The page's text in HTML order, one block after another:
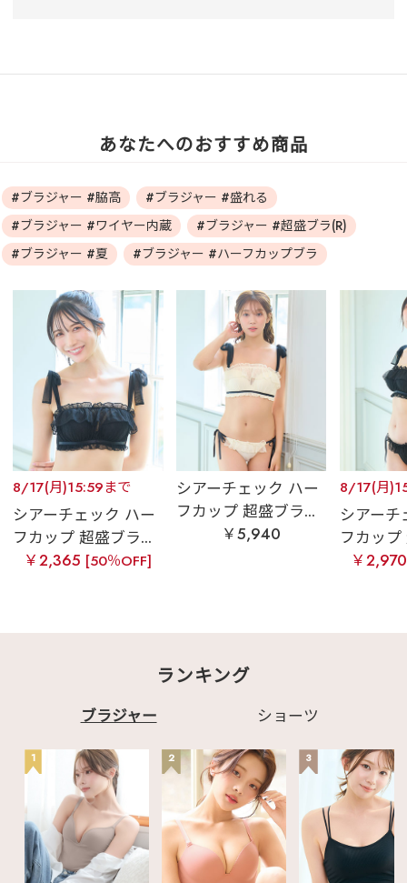
あなたへのおすすめ商品
#ブラジャー #脇高
#ブラジャー #盛れる
#ブラジャー #ワイヤー内蔵
#ブラジャー #超盛ブラ(R)
#ブラジャー #夏
#ブラジャー #ハーフカップブラ
8/17(月)15:59まで
シアーチェック ハー
フカップ 超盛ブラ...
￥2,365 [50％OFF]
シアーチェック ハー
フカップ 超盛ブラ...
￥5,940
8/17(月
シアー
フカップ
￥
ランキング
ブラジャー ショーツ
1 2 3